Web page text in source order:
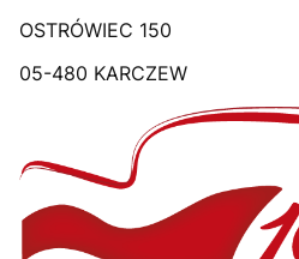
OSTRÓWIEC 150
05-480 KARCZEW